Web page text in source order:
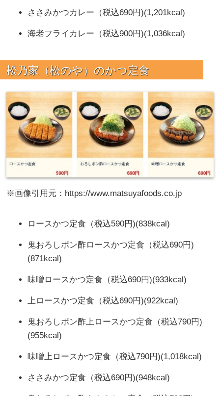
ささみかつカレー（税込690円)(1,201kcal)
海老フライカレー（税込900円)(1,036kcal)
松乃家（松のや）のかつ定食
※画像引用元：https://www.matsuyafoods.co.jp
ロースかつ定食（税込590円)(838kcal)
鬼おろしポン酢ロースかつ定食（税込690円)
(871kcal)
味噌ロースかつ定食（税込690円)(933kcal)
上ロースかつ定食（税込690円)(922kcal)
鬼おろしポン酢上ロースかつ定食（税込790円)
(955kcal)
味噌上ロースかつ定食（税込790円)(1,018kcal)
ささみかつ定食（税込690円)(948kcal)